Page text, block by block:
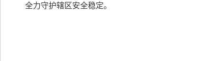
全力守护辖区安全稳定。